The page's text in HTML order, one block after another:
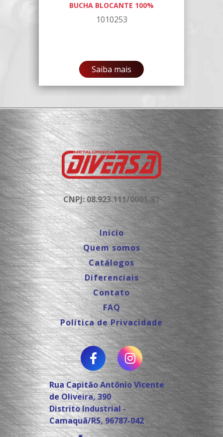
BUCHA BLOCANTE 100%
1010253
Saiba mais
CNPJ: 08.923.111/0001-81
Início
Quem somos
Catálogos
Diferenciais
Contato
FAQ
Política de Privacidade
Rua Capitão Antônio Vicente
de Oliveira, 390
Distrito Industrial -
Camaquã/RS, 96787-042